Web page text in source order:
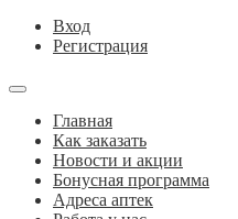
Вход
Регистрация
Главная
Как заказать
Новости и акции
Бонусная программа
Адреса аптек